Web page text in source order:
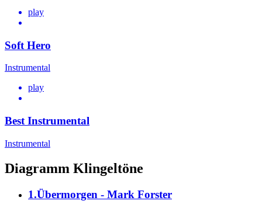
play
Soft Hero
Instrumental
play
Best Instrumental
Instrumental
Diagramm Klingeltöne
1.Übermorgen - Mark Forster